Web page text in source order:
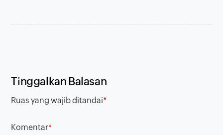
Tinggalkan Balasan
Ruas yang wajib ditandai*
Komentar*